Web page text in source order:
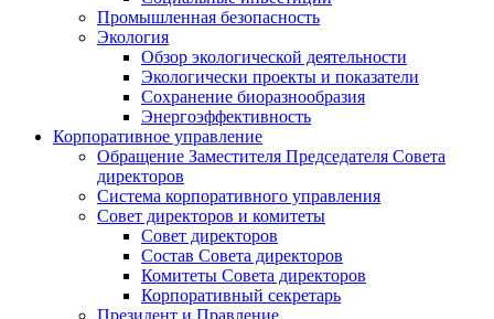
Промышленная безопасность
Экология
Обзор экологической деятельности
Экологически проекты и показатели
Сохранение биоразнообразия
Энергоэффективность
Корпоративное управление
Обращение Заместителя Председателя Совета
директоров
Система корпоративного управления
Совет директоров и комитеты
Совет директоров
Состав Совета директоров
Комитеты Совета директоров
Корпоративный секретарь
Президент и Правление